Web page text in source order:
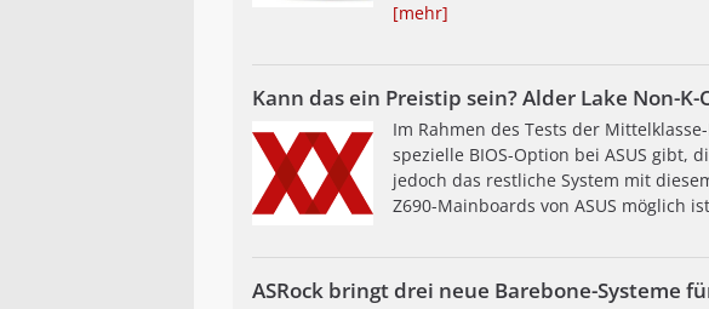
[mehr]
Kann das ein Preistip sein? Alder Lake Non-
Im Rahmen des Tests der
spezielle BIOS-Option bei ASUS gibt,
jedoch das restliche System mit
Z690-Mainboards von ASUS möglich
ASRock bringt drei neue Barebone-Systeme